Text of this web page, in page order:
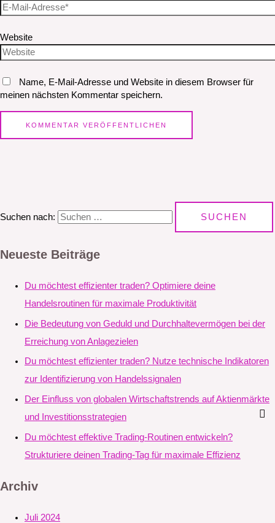
Website
Name, E-Mail-Adresse und Website in diesem Browser für
meinen nächsten Kommentar speichern.
Suchen nach:
Neueste Beiträge
Du möchtest effizienter traden? Optimiere deine
Handelsroutinen für maximale Produktivität
Die Bedeutung von Geduld und Durchhaltevermögen bei der
Erreichung von Anlagezielen
Du möchtest effizienter traden? Nutze technische Indikatoren
zur Identifizierung von Handelssignalen
Der Einfluss von globalen Wirtschaftstrends auf Aktienmärkte
und Investitionsstrategien
Du möchtest effektive Trading-Routinen entwickeln?
Strukturiere deinen Trading-Tag für maximale Effizienz
Archiv
Juli 2024